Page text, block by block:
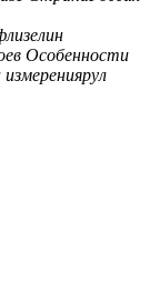
Особенности
рул